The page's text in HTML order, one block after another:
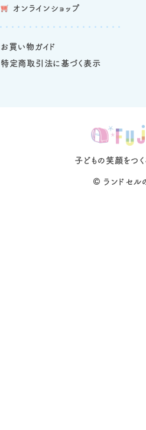
オンラインショップ
お買い物ガイド
特定商取引法に基づく表示
子どもの笑顔をつ
© ランドセル